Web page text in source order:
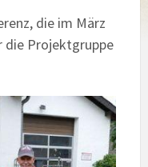
die im März
Projektgruppe